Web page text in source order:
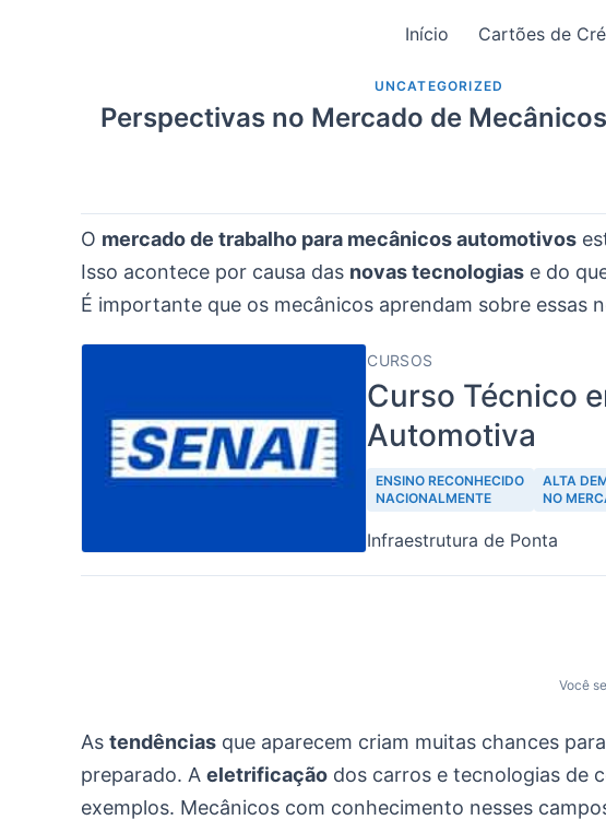
Início Cartões de
UNCATEGORIZED
Perspectivas no Mercado de
O mercado de trabalho para mecânicos automotivos
Isso acontece por causa das novas tecnologias e do
É importante que os mecânicos aprendam sobre essas
CURSOS
Curso Técnico
Automotiva
ENSINO RECONHECIDO
NACIONALMENTE
ALTA
NO
Infraestrutura de Ponta
Você
As tendências que aparecem criam muitas chances
preparado. A eletrificação dos carros e tecnologias de
exemplos. Mecânicos com conhecimento nesses